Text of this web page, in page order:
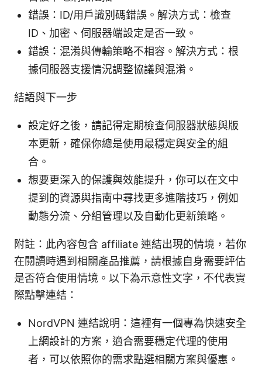
錯誤：ID/用戶識別碼錯誤。解決方式：檢查
ID、加密、伺服器端設定是否一致。
錯誤：混淆與傳輸策略不相容。解決方式：根
據伺服器支援情況調整協議與混淆。
結語與下一步
設定好之後，請記得定期檢查伺服器狀態與版
本更新，確保你總是使用最穩定與安全的組
合。
想要更深入的保護與效能提升，你可以在文中
提到的資源與指南中尋找更多進階技巧，例如
動態分流、分組管理以及自動化更新策略。
附註：此內容包含 affiliate 連結出現的情境，若你
在閱讀時遇到相關產品推薦，請根據自身需要評估
是否符合使用情境。以下為示意性文字，不代表實
際點擊連結：
NordVPN 連結說明：這裡有一個專為快速安全
上網設計的方案，適合需要穩定代理的使用
者，可以依照你的需求點選相關方案與優惠。